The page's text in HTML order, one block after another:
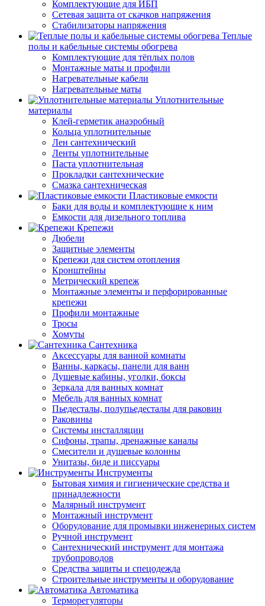
Комплектующие для ИБП
Сетевая защита от скачков напряжения
Стабилизаторы напряжения
Теплые
полы и кабельные системы обогрева
Комплектующие для тёплых полов
Монтажные маты и профили
Нагревательные кабели
Нагревательные маты
Уплотнительные
материалы
Клей-герметик анаэробный
Кольца уплотнительные
Лен сантехнический
Ленты уплотнительные
Паста уплотнительная
Прокладки сантехнические
Смазка сантехническая
Пластиковые емкости
Баки для воды и комплектующие к ним
Емкости для дизельного топлива
Крепежи
Дюбели
Защитные элементы
Крепежи для систем отопления
Кронштейны
Метрический крепеж
Монтажные элементы и перфорированные
крепежи
Профили монтажные
Тросы
Хомуты
Сантехника
Аксессуары для ванной комнаты
Ванны, каркасы, панели для ванн
Душевые кабины, уголки, боксы
Зеркала для ванных комнат
Мебель для ванных комнат
Пьедесталы, полупьедесталы для раковин
Раковины
Системы инсталляции
Сифоны, трапы, дренажные каналы
Смесители и душевые колонны
Унитазы, биде и писсуары
Инструменты
Бытовая химия и гигиенические средства и
принадлежности
Малярный инструмент
Монтажный инструмент
Оборудование для промывки инженерных систем
Ручной инструмент
Сантехнический инструмент для монтажа
трубопроводов
Средства защиты и спецодежда
Строительные инструменты и оборудование
Автоматика
Терморегуляторы